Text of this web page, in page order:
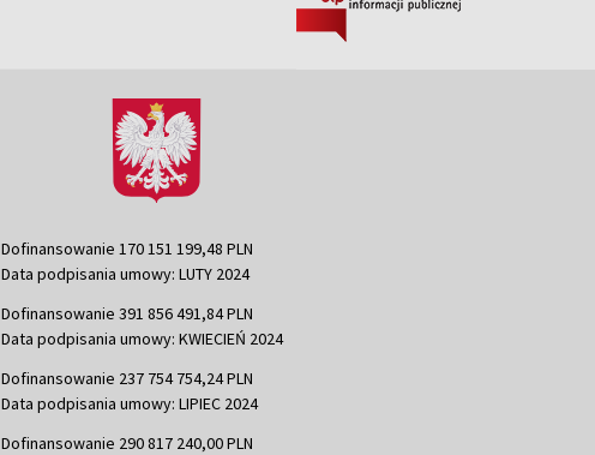
Dofinansowanie 170 151 199,48 PLN
Data podpisania umowy: LUTY 2024
Dofinansowanie 391 856 491,84 PLN
Data podpisania umowy: KWIECIEŃ 2024
Dofinansowanie 237 754 754,24 PLN
Data podpisania umowy: LIPIEC 2024
Dofinansowanie 290 817 240,00 PLN